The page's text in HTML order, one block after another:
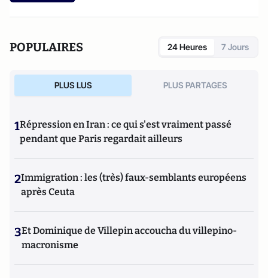
POPULAIRES 24 Heures 7 Jours
PLUS LUS PLUS PARTAGES
1Répression en Iran : ce qui s'est vraiment passé
pendant que Paris regardait ailleurs
2Immigration : les (très) faux-semblants européens
après Ceuta
3Et Dominique de Villepin accoucha du villepino-
macronisme